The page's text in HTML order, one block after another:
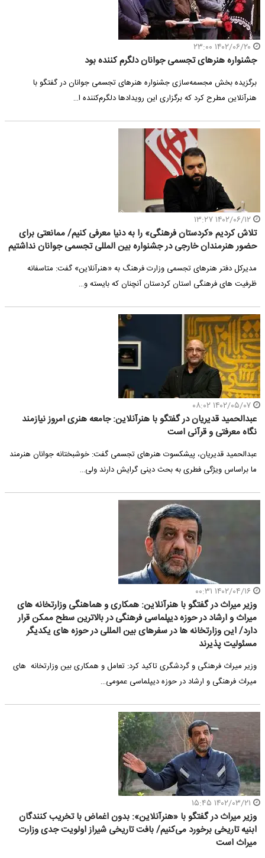
جشنواره هنرهای تجسمی جوانان دلگرم کننده بود
برگزیده بخش مجسمه‌سازی جشنواره هنرهای تجسمی جوانان در گفتگو با
هنرآنلاین مطرح کرد که برگزاری این رویدادها دلگرم‌کننده ا…
تلاش کردیم «کردستان فرهنگی» را به دنیا معرفی کنیم/ ممانعتی برای
حضور هنرمندان خارجی در جشنواره بین المللی تجسمی جوانان نداشتیم
مدیرکل دفتر هنرهای تجسمی وزارت فرهنگ به «هنرآنلاین» گفت: متاسفانه
ظرفیت های فرهنگی استان کردستان آنچنان که بایسته و…
عبدالحمید قدیریان در گفتگو با هنرآنلاین: جامعه هنری امروز نیازمند
نگاه معرفتی و قرآنی است
عبدالحمید قدیریان، پیشکسوت هنرهای تجسمی گفت: خوشبختانه جوانان هنرمند
ما براساس ویژگی فطری به بحث دینی گرایش دارند ولی…
وزیر میراث در گفتگو با هنرآنلاین: همکاری و هماهنگی وزارتخانه های
میراث و ارشاد در حوزه دیپلماسی فرهنگی در بالاترین سطح ممکن قرار
دارد/ این وزارتخانه ها در سفرهای بین المللی در حوزه های یکدیگر
مسئولیت ‌پذیرند
وزیر میراث فرهنگی و گردشگری تاکید کرد: تعامل و همکاری بین وزارتخانه های
میراث فرهنگی و ارشاد در حوزه دیپلماسی عمومی…
وزیر میراث در گفتگو با «هنرآنلاین»: بدون اغماض با تخریب کنندگان
ابنیه تاریخی برخورد می‌کنیم/ بافت تاریخی شیراز اولویت جدی وزارت
میراث است